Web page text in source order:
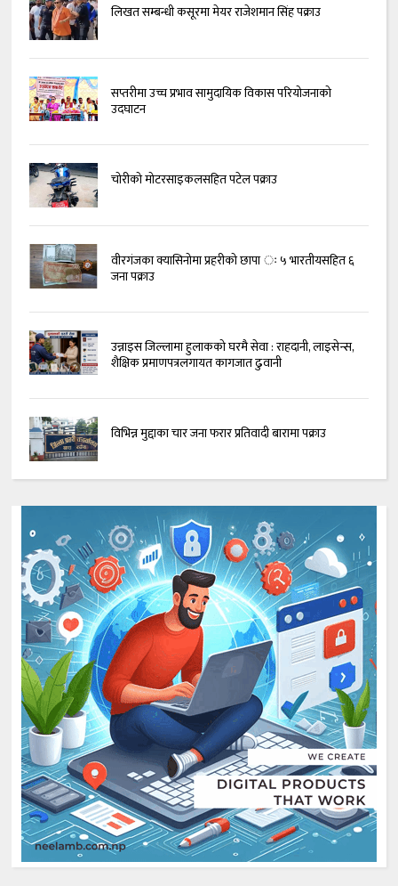
लिखत सम्बन्धी कसूरमा मेयर राजेशमान सिंह पक्राउ
सप्तरीमा उच्च प्रभाव सामुदायिक विकास परियोजनाको
उदघाटन
चोरीको मोटरसाइकलसहित पटेल पक्राउ
वीरगंजका क्यासिनोमा प्रहरीको छापा ः ५ भारतीयसहित ६
जना पक्राउ
उन्नाइस जिल्लामा हुलाकको घरमै सेवा : राहदानी, लाइसेन्स,
शैक्षिक प्रमाणपत्रलगायत कागजात ढुवानी
विभिन्न मुद्दाका चार जना फरार प्रतिवादी बारामा पक्राउ